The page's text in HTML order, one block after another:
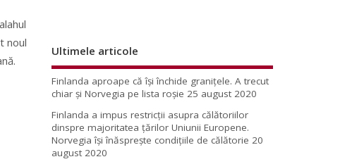
noul
Ultimele articole
Finlanda aproape că își închide granițele. A trecut
chiar și Norvegia pe lista roșie 25 august 2020
Finlanda a impus restricţii asupra călătoriilor
dinspre majoritatea ţărilor Uniunii Europene.
Norvegia își înăsprește condițiile de călătorie 20
august 2020